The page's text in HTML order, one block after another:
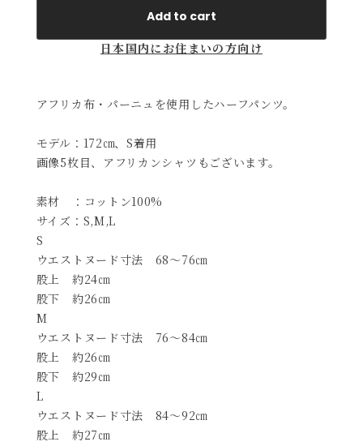
Add to cart
日本国内にお住まいの方向け
アフリカ布・パーニュを使用したハーフパンツ。
モデル：172㎝、S着用
画像5枚目、アフリカンシャツもございます。
素材 ：コットン100%
サイズ：S,M,L
S
ウエストヌード寸法 68～76㎝
股上 約24㎝
股下 約26㎝
M
ウエストヌード寸法 76～84㎝
股上 約26㎝
股下 約29㎝
L
ウエストヌード寸法 84～92㎝
股上 約27㎝